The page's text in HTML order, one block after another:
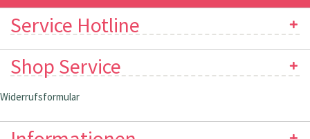
Service Hotline
Shop Service
Widerrufsformular